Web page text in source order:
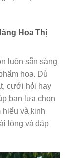
Hoa Thị
luôn sẵn sàng
hoa. Dù
cưới hỏi hay
bạn lựa chọn
hiểu và kinh
lòng và đáp